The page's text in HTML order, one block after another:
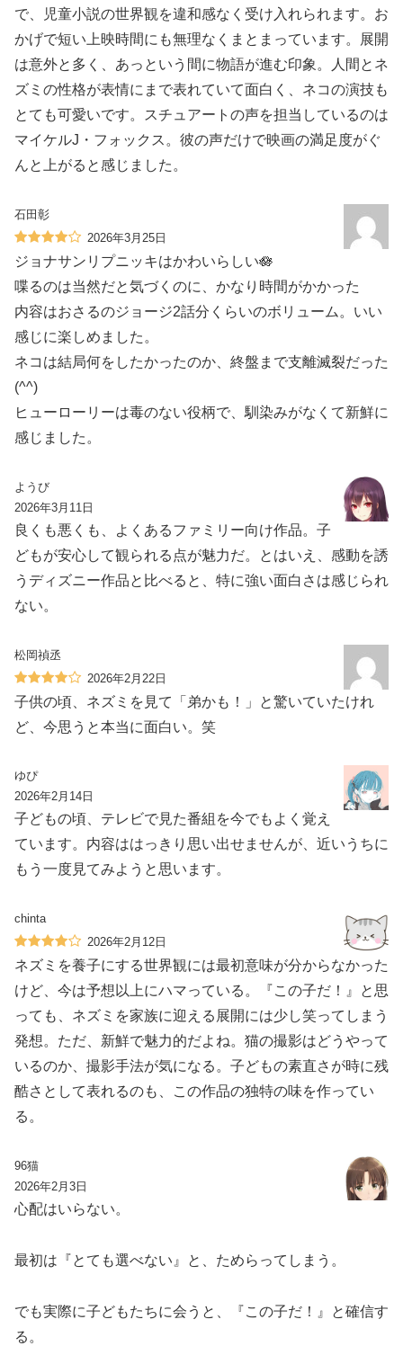
で、児童小説の世界観を違和感なく受け入れられます。お
かげで短い上映時間にも無理なくまとまっています。展開
は意外と多く、あっという間に物語が進む印象。人間とネ
ズミの性格が表情にまで表れていて面白く、ネコの演技も
とても可愛いです。スチュアートの声を担当しているのは
マイケルJ・フォックス。彼の声だけで映画の満足度がぐ
んと上がると感じました。
石田彰
2026年3月25日
ジョナサンリプニッキはかわいらしい🪷
喋るのは当然だと気づくのに、かなり時間がかかった
内容はおさるのジョージ2話分くらいのボリューム。いい
感じに楽しめました。
ネコは結局何をしたかったのか、終盤まで支離滅裂だった
(^^)
ヒューローリーは毒のない役柄で、馴染みがなくて新鮮に
感じました。
ようび
2026年3月11日
良くも悪くも、よくあるファミリー向け作品。子
どもが安心して観られる点が魅力だ。とはいえ、感動を誘
うディズニー作品と比べると、特に強い面白さは感じられ
ない。
松岡禎丞
2026年2月22日
子供の頃、ネズミを見て「弟かも！」と驚いていたけれ
ど、今思うと本当に面白い。笑
ゆぴ
2026年2月14日
子どもの頃、テレビで見た番組を今でもよく覚え
ています。内容ははっきり思い出せませんが、近いうちに
もう一度見てみようと思います。
chinta
2026年2月12日
ネズミを養子にする世界観には最初意味が分からなかった
けど、今は予想以上にハマっている。『この子だ！』と思
っても、ネズミを家族に迎える展開には少し笑ってしまう
発想。ただ、新鮮で魅力的だよね。猫の撮影はどうやって
いるのか、撮影手法が気になる。子どもの素直さが時に残
酷さとして表れるのも、この作品の独特の味を作ってい
る。
96猫
2026年2月3日
心配はいらない。
最初は『とても選べない』と、ためらってしまう。
でも実際に子どもたちに会うと、『この子だ！』と確信す
る。